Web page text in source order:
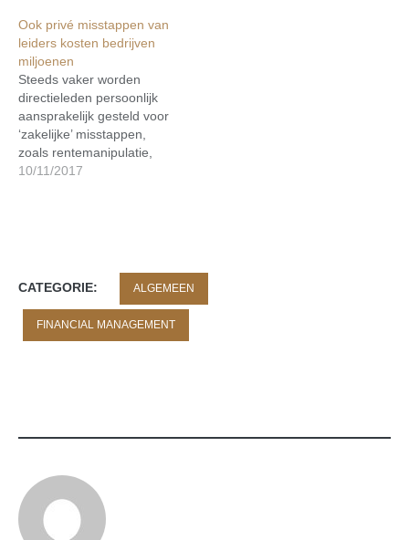
Ook privé misstappen van
leiders kosten bedrijven
miljoenen
Steeds vaker worden
directieleden persoonlijk
aansprakelijk gesteld voor
‘zakelijke’ misstappen,
zoals rentemanipulatie,
witwassen en misleidende
relaties met hun
10/11/2017
CATEGORIE: ALGEMEEN
FINANCIAL MANAGEMENT
ECONOMIE
GELOOFWAARDIGHEID
VERTROUWEN